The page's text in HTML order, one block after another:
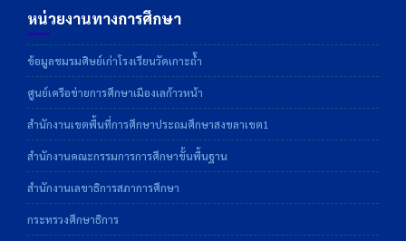
หน่วยงานทางการศึกษา
ข้อมูลชมรมศิษย์เก่าโรงเรียนวัดเกาะถ้ำ
ศูนย์เครือข่ายการศึกษาเมืองเลก้าวหน้า
สำนักงานเขตพื้นที่การศึกษาประถมศึกษาสงขลาเขต1
สำนักงานคณะกรรมการการศึกษาขั้นพื้นฐาน
สำนักงานเลขาธิการสภาการศึกษา
กระทรวงศึกษาธิการ